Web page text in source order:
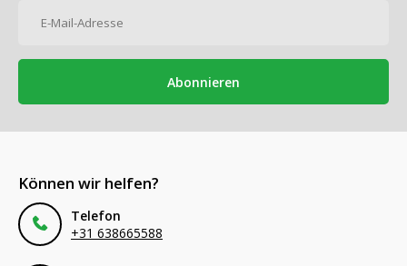
Abonnieren
Können wir helfen?
Telefon
+31 638665588